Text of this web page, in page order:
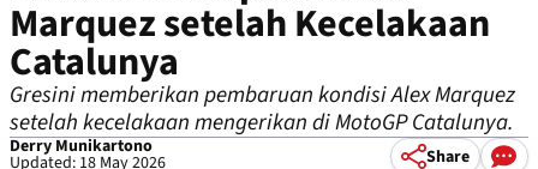
Marquez setelah Kecelakaan
Catalunya
Gresini memberikan pembaruan kondisi Alex Marquez
setelah kecelakaan mengerikan di MotoGP Catalunya.
Derry Munikartono
Updated: 18 May 2026 Share